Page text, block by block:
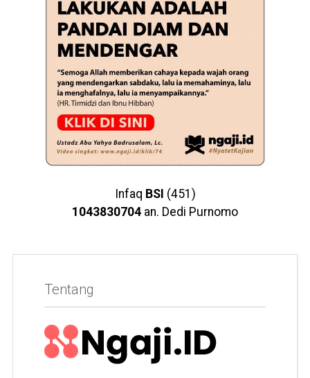
Infaq BSI (451)
1043830704 an. Dedi Purnomo
Tentang